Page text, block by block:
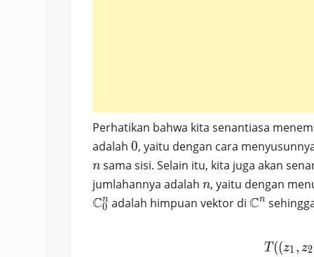
Perhatikan bahwa kita senantiasa
adalah 0
0, yaitu dengan cara
n sama sisi. Selain itu, kita juga akan
jumlahannya adalah n
n, yaitu dengan
C0
n adalah himpuan vektor di Cn
T ((z1 , z2